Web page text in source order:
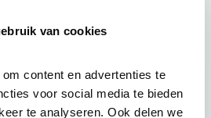
van cookies
content en advertenties te
voor social media te bieden
te analyseren. Ook delen we